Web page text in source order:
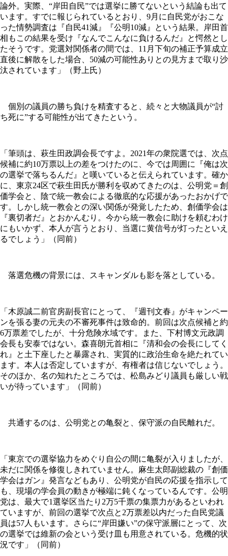
論外。実際、“岸田自民”では選挙に勝てないという結論も出て
います。すでに報じられているとおり、9月に自民党がおこな
った情勢調査は『自民41減』『公明10減』という結果。岸田首
相もこの結果を受け『なんでこんなに負けるんだ』と愕然とし
たそうです。党選対関係者の間では、11月下旬の補正予算成立
直後に解散をした場合、50減の可能性ありとの見方まで取り沙
汰されています」（野上氏）
個別の議員の勝ち負けを精査すると、続々と大物議員が“討
ち死に”する可能性が出てきたという。
「筆頭は、萩生田政調会長ですよ。2021年の衆院選では、次点
候補に約10万票以上の差をつけたのに、今では周囲に『俺は次
の選挙で落ちるんだ』と嘆いていると伝えられています。確か
に、東京24区で萩生田氏が勝利を収めてきたのは、公明党＝創
価学会と、陰で統一教会による徹底的な応援があったおかげで
す。しかし統一教会との深い関係が発覚したため、創価学会は
『裏切者だ』とおかんむり。今から統一教会に助けを頼むわけ
にもいかず、本人が言うとおり、当選に黄信号が灯ったといえ
るでしょう」（同前）
落選危機の背景には、スキャンダルも影を落としている。
「木原誠二前官房副長官にとって、『週刊文春』がキャンペー
ンを張る妻の元夫の不審死事件は致命的。前回は次点候補と約
6万票差でしたが、十分危険水域です。また、下村博文元政調
会長も安泰ではない。森喜朗元首相に『清和会の会長にしてく
れ』と土下座したと暴露され、実質的に政治生命を絶たれてい
ます。本人は否定していますが、有権者は信じないでしょう。
そのほか、名の知れたところでは、松島みどり議員も厳しい戦
いが待っています」（同前）
共通するのは、公明党との亀裂と、保守派の自民離れだ。
「東京での選挙協力をめぐり自公の間に亀裂が入りましたが、
未だに関係を修復しきれていません。麻生太郎副総裁の『創価
学会はガン』発言などもあり、公明党が自民の応援を指示して
も、現場の学会員の動きが極端に鈍くなっているんです。公明
党は、最大で1選挙区当たり2万5千票の集票力があるといわれ
ていますが、前回の選挙で次点と2万票差以内だった自民党議
員は57人もいます。さらに“岸田嫌い”の保守派層にとって、次
の選挙では維新の会という受け皿も用意されている。危機的状
況です」（同前）